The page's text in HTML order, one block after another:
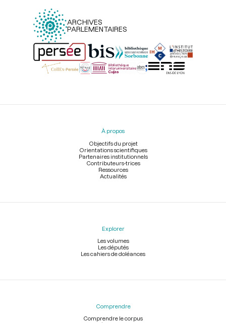
ARCHIVES
PARLEMENTAIRES
Menu
À propos
Objectifs du projet
Orientations scientifiques
Partenaires institutionnels
Contributeurs-trices
Ressources
Actualités
Explorer
Les volumes
Les députés
Les cahiers de doléances
Comprendre
Comprendre le corpus